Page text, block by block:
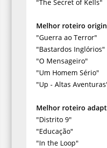
"The Secret of Kells"
Melhor roteiro
"Guerra ao Terror"
"Bastardos Inglórios"
"O Mensageiro"
"Um Homem Sério"
"Up - Altas
Melhor roteiro
"Distrito 9"
"Educação"
"In the Loop"